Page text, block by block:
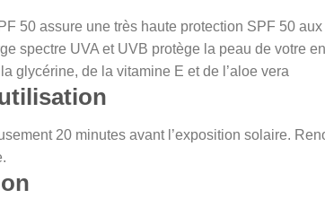
50 assure une très haute protection SPF 50
spectre UVA et UVB protège la peau de votre
glycérine, de la vitamine E et de l’aloe vera
20 minutes avant l’exposition solaire.